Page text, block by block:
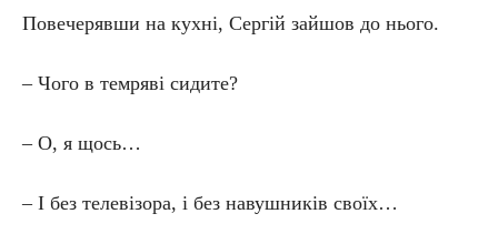
Повечерявши на кухні, Сергій зайшов до нього.
– Чого в темряві сидите?
– О, я щось…
– І без телевізора, і без навушників своїх…